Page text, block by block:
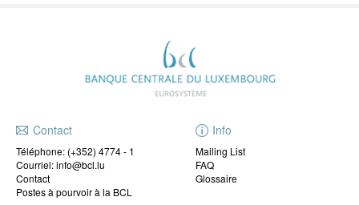
Contact
Téléphone: (+352) 4774 - 1
Courriel: info@bcl.lu
Contact
Postes à pourvoir à la BCL
Info
Mailing List
FAQ
Glossaire